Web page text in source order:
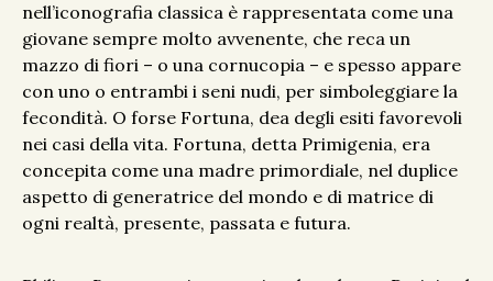
nell’iconografia classica è rappresentata come una
giovane sempre molto avvenente, che reca un
mazzo di fiori – o una cornucopia – e spesso appare
con uno o entrambi i seni nudi, per simboleggiare la
fecondità. O forse Fortuna, dea degli esiti favorevoli
nei casi della vita. Fortuna, detta Primigenia, era
concepita come una madre primordiale, nel duplice
aspetto di generatrice del mondo e di matrice di
ogni realtà, presente, passata e futura.